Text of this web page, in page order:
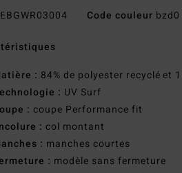
EBGWR03004 Code couleur bzd0
: 84% de polyester recyclé et
: UV Surf
: coupe Performance fit
: col montant
: manches courtes
: modèle sans fermeture